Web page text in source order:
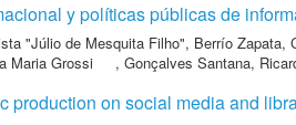
y políticas públicas de
"Júlio de Mesquita Filho", Berrío Zapata,
Maria Grossi , Gonçalves Santana,
production on social media and